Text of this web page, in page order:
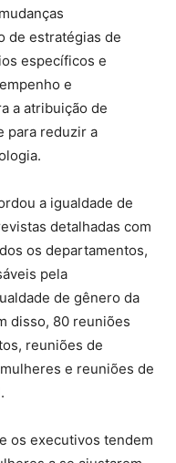
de estratégias de
específicos e
e
a atribuição de
para reduzir a
a igualdade de
detalhadas com
os departamentos,
​​pela
de gênero da
disso, 80 reuniões
reuniões de
e reuniões de
os executivos tendem